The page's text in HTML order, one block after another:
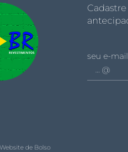
seu e-mail
Website de Bolso